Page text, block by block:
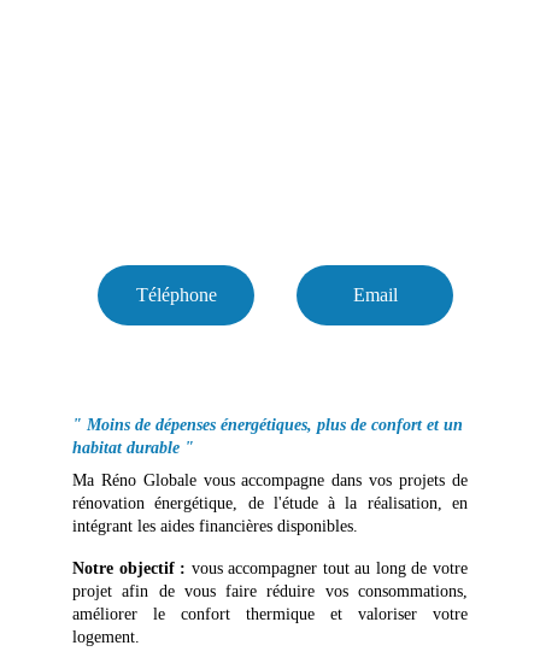
Téléphone Email
" Moins de dépenses énergétiques, plus de confort et un
habitat durable "
Ma Réno Globale vous accompagne dans vos projets de
rénovation énergétique, de l'étude à la réalisation, en
intégrant les aides financières disponibles.
Notre objectif : vous accompagner tout au long de votre
projet afin de vous faire réduire vos consommations,
améliorer le confort thermique et valoriser votre
logement.